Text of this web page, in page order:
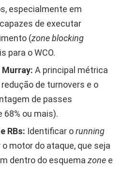
especialmente em
de executar
(zone blocking
para o WCO.
Murray: A principal métrica
de turnovers e o
de passes
ou mais).
RBs: Identificar orunning
o motor do ataque, que seja
dentro do esquema zone e